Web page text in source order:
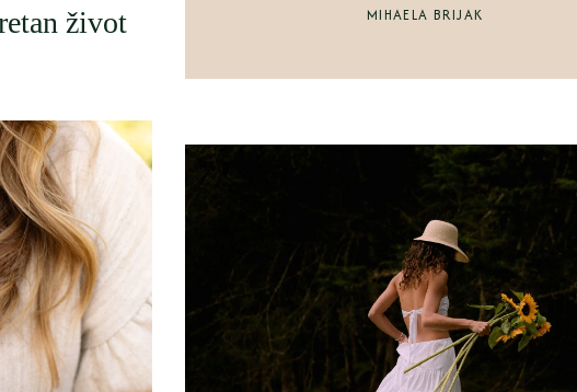
život MIHAELA BRIJAK